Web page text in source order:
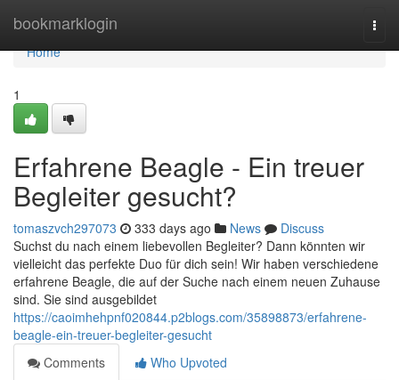
bookmarklogin
Home
Home
1
Erfahrene Beagle - Ein treuer
Begleiter gesucht?
tomaszvch297073 333 days ago News
Discuss
Suchst du nach einem liebevollen Begleiter? Dann könnten wir
vielleicht das perfekte Duo für dich sein! Wir haben verschiedene
erfahrene Beagle, die auf der Suche nach einem neuen Zuhause
sind. Sie sind ausgebildet
https://caoimhehpnf020844.p2blogs.com/35898873/erfahrene-
beagle-ein-treuer-begleiter-gesucht
Comments
Who Upvoted